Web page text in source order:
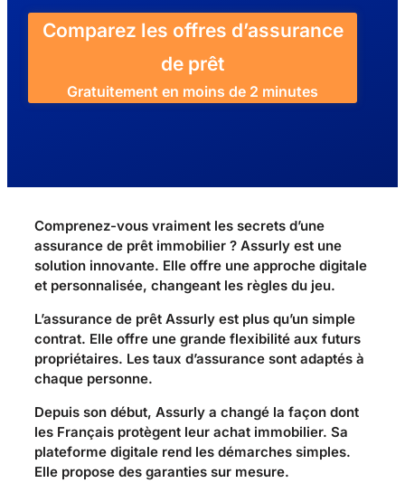
Comparez les offres d’assurance
de prêt
Gratuitement en moins de 2 minutes
Comprenez-vous vraiment les secrets d’une
assurance de prêt immobilier ? Assurly est une
solution innovante. Elle offre une approche digitale
et personnalisée, changeant les règles du jeu.
L’assurance de prêt Assurly est plus qu’un simple
contrat. Elle offre une grande flexibilité aux futurs
propriétaires. Les taux d’assurance sont adaptés à
chaque personne.
Depuis son début, Assurly a changé la façon dont
les Français protègent leur achat immobilier. Sa
plateforme digitale rend les démarches simples.
Elle propose des garanties sur mesure.